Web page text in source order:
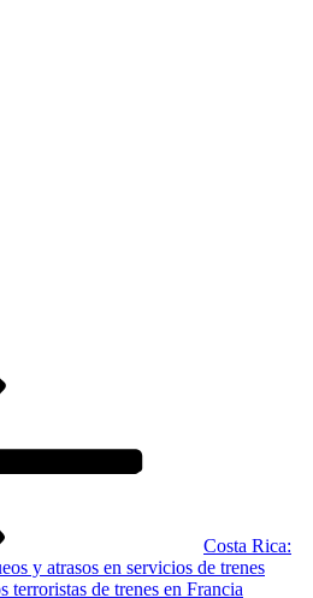
Costa Rica:
y atrasos en servicios de trenes
terroristas de trenes en Francia